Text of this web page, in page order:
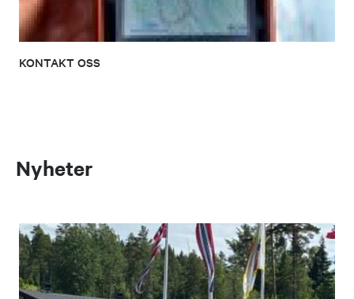
KONTAKT OSS
Nyheter